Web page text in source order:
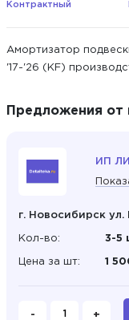
Контрактный
Амортизатор
'17-'26 (KF)
Предложения от
ИП
г. Новосибирск ул.
Кол-во: 3-5
Цена за шт: 1
- +